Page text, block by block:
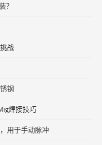
？
战
钢
焊接技巧
用于手动脉冲